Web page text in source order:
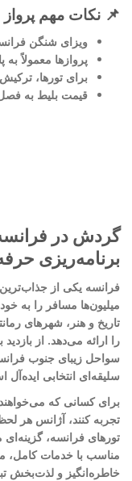
📌 نکات مهم پرواز
ویزای شنگن
پروازها معمولاً
برای تورها،
قیمت بلیط به
گردش در
برنامه‌ریزی
فرانسه یکی از
میلیون‌ها مسافر را به
تاریخ و هنر، شهرهای
را ارائه می‌دهد. از
سواحل زیبای جنوب
سلیقه‌ای انتخابی ایده‌آل
برای کسانی که
تجربه کنند، آژانس هر
تورهای فرانسه،
مناسب با خدمات کامل،
خاطره‌انگیز و لذت‌بخش